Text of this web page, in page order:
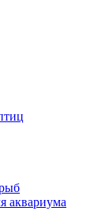
аквариума